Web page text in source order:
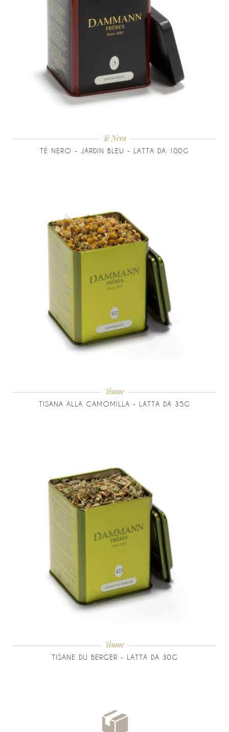
Tè Nero
TÈ NERO - JARDIN BLEU - LATTA DA 100G
Tisane
TISANA ALLA CAMOMILLA - LATTA DA 35G
Tisane
TISANE DU BERGER - LATTA DA 30G